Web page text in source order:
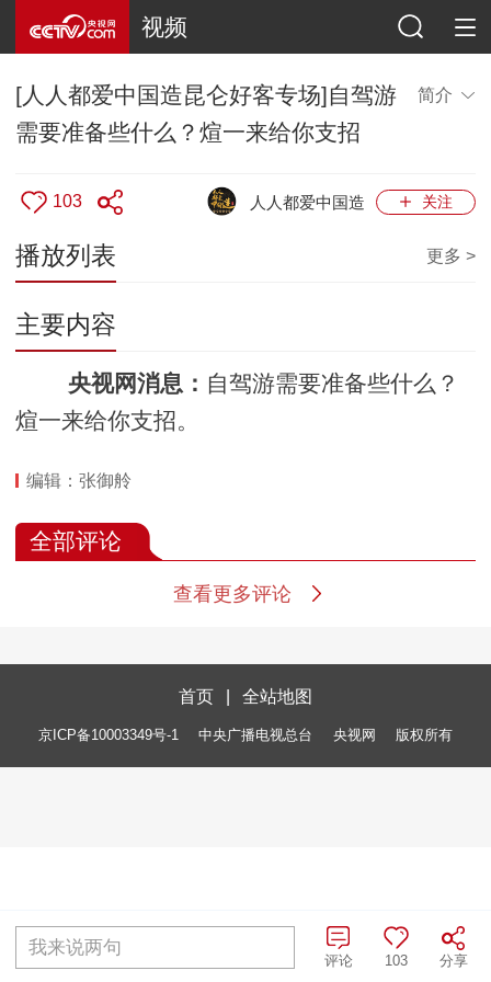
视频
[人人都爱中国造昆仑好客专场]自驾游
需要准备些什么？煊一来给你支招
简介
103 关注
人人都爱中国造
播放列表 更多 >
主要内容
央视网消息： 自驾游需要准备些什么？
煊一来给你支招。
编辑：张御舲
全部评论
查看更多评论
首页 全站地图
京ICP备10003349号-1 中央广播电视总台 央视网 版权所有
我来说两句
分享
103
评论